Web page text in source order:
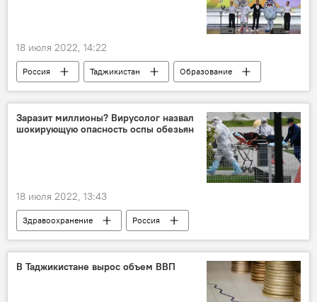
18 июля 2022, 14:22
Россия Таджикистан
Образование
Общество
Заразит миллионы? Вирусолог назвал
шокирующую опасность оспы обезьян
18 июля 2022, 13:43
Здравоохранение Россия
В Таджикистане вырос объем ВВП